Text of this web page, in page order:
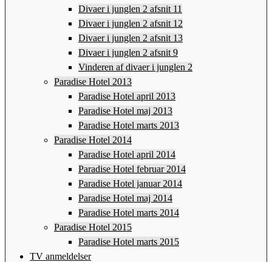
Divaer i junglen 2 afsnit 11
Divaer i junglen 2 afsnit 12
Divaer i junglen 2 afsnit 13
Divaer i junglen 2 afsnit 9
Vinderen af divaer i junglen 2
Paradise Hotel 2013
Paradise Hotel april 2013
Paradise Hotel maj 2013
Paradise Hotel marts 2013
Paradise Hotel 2014
Paradise Hotel april 2014
Paradise Hotel februar 2014
Paradise Hotel januar 2014
Paradise Hotel maj 2014
Paradise Hotel marts 2014
Paradise Hotel 2015
Paradise Hotel marts 2015
TV anmeldelser